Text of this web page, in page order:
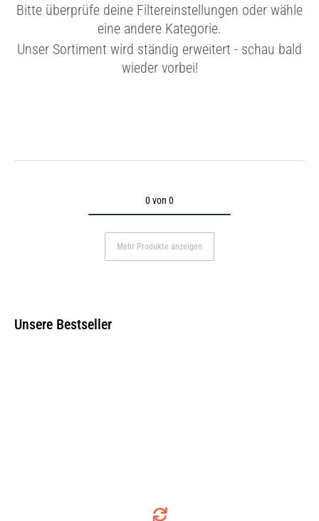
Bitte überprüfe deine Filtereinstellungen oder wähle
eine andere Kategorie.
Unser Sortiment wird ständig erweitert - schau bald
wieder vorbei!
0 von 0
Mehr Produkte anzeigen
Unsere Bestseller